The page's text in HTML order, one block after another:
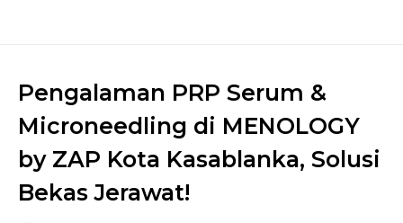
Pengalaman PRP Serum &
Microneedling di MENOLOGY
by ZAP Kota Kasablanka, Solusi
Bekas Jerawat!